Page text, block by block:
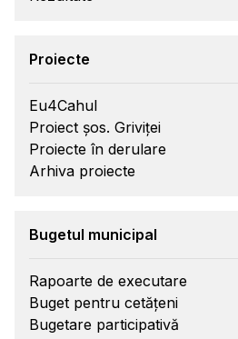
Proiecte
Eu4Cahul
Proiect șos. Griviței
Proiecte în derulare
Arhiva proiecte
Bugetul municipal
Rapoarte de executare
Buget pentru cetățeni
Bugetare participativă